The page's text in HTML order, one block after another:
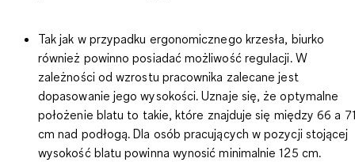
Tak jak w przypadku ergonomicznego krzesła, biurko
również powinno posiadać możliwość regulacji. W
zależności od wzrostu pracownika zalecane jest
dopasowanie jego wysokości. Uznaje się, że optymalne
położenie blatu to takie, które znajduje się między 66 a
cm nad podłogą. Dla osób pracujących w pozycji stojącej
wysokość blatu powinna wynosić minimalnie 125 cm.